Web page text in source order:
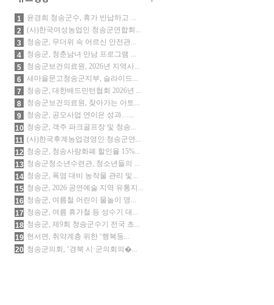
1
윤경희 청송군수, 휴가 반납하고 ...
2
(사)한국여성농업인 청송군연합회...
3
청송군, 무더위 속 어르신 안전관...
4
청송군, 청춘남녀 만남 프로그램 ...
5
청송군보건의료원, 2026년 지역사...
6
새마을문고청송군지부, 슬라이드...
7
청송군, 대한배드민턴협회 2026년 ...
8
청송군보건의료원, 찾아가는 아토...
9
청송군, 공모사업 연이은 성과…...
10 청송군, 객주 파크골프장 및 청송...
11 (사)한국후계농업경영인 청송군연...
12 청송군, 청송사랑화폐 할인율 15%...
13 청송군청소년수련관, 청소년들의 ...
14 청송군, 폭염 대비 농작물 관리 및...
15 청송군, 2026 공연예술 지역 유통지...
16 청송군, 여름철 어린이 물놀이 명...
17 청송군, 여름 휴가철 등 성수기 대...
18 청송군, 제9회 청송군수기 전국 초...
19 현서면, 취약계층 위한 ‘행복둥...
20 청송군의회, ‘경북 시·군의회의�...